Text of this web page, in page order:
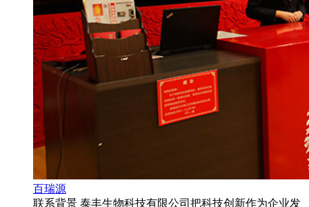
百瑞源
联系背景 泰丰生物科技有限公司把科技创新作为企业发